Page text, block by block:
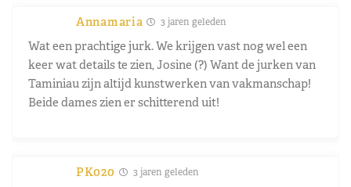
Annamaria 3 jaren geleden
Wat een prachtige jurk. We krijgen vast nog wel een
keer wat details te zien, Josine (?) Want de jurken van
Taminiau zijn altijd kunstwerken van vakmanschap!
Beide dames zien er schitterend uit!
PK020 3 jaren geleden